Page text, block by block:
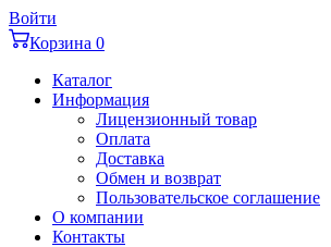
Перейти
к
содержимому
Войти
Корзина 0
Каталог
Информация
Лицензионный товар
Оплата
Доставка
Обмен и возврат
Пользовательское соглашение
О компании
Контакты